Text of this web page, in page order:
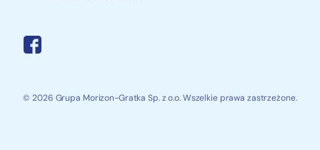
© 2026 Grupa Morizon-Gratka Sp. z o.o. Wszelkie prawa zastrzeżone.